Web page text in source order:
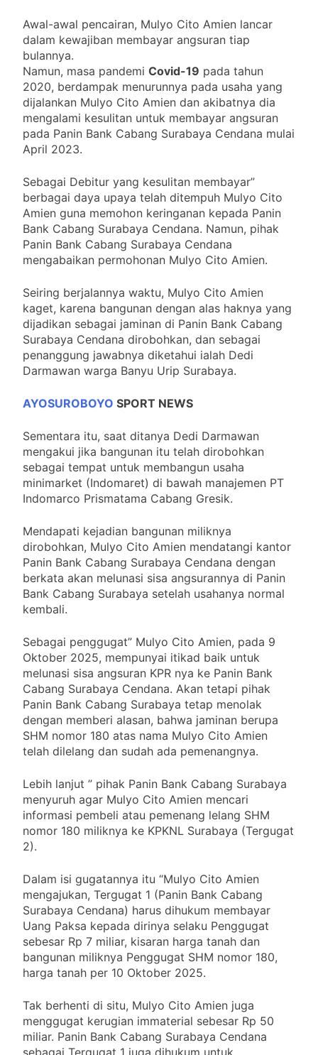
Berawal dari Monopoli ”
O.J.S
4 Bulan Ago
Paksaan Lebaran Bareng
5 Bulan Ago
Keuskupan Surabaya
Laksanakan Giat
Pembekalan Pastor
Kepala Paroki Baru dan
5 Bulan Ago
Global” AS dalam Perang
Iran
5 Bulan Ago
Awal-awal pencairan, Mulyo Cito Amien lancar
dalam kewajiban membayar angsuran tiap
bulannya.
Namun, masa pandemi Covid-19 pada tahun
2020, berdampak menurunnya pada usaha yang
dijalankan Mulyo Cito Amien dan akibatnya dia
mengalami kesulitan untuk membayar angsuran
pada Panin Bank Cabang Surabaya Cendana mulai
April 2023.
Sebagai Debitur yang kesulitan membayar”
berbagai daya upaya telah ditempuh Mulyo Cito
Amien guna memohon keringanan kepada Panin
Bank Cabang Surabaya Cendana. Namun, pihak
Panin Bank Cabang Surabaya Cendana
mengabaikan permohonan Mulyo Cito Amien.
Seiring berjalannya waktu, Mulyo Cito Amien
kaget, karena bangunan dengan alas haknya yang
dijadikan sebagai jaminan di Panin Bank Cabang
Surabaya Cendana dirobohkan, dan sebagai
penanggung jawabnya diketahui ialah Dedi
Darmawan warga Banyu Urip Surabaya.
AYOSUROBOYO SPORT NEWS
Sementara itu, saat ditanya Dedi Darmawan
mengakui jika bangunan itu telah dirobohkan
sebagai tempat untuk membangun usaha
minimarket (Indomaret) di bawah manajemen PT
Indomarco Prismatama Cabang Gresik.
Mendapati kejadian bangunan miliknya
dirobohkan, Mulyo Cito Amien mendatangi kantor
Panin Bank Cabang Surabaya Cendana dengan
berkata akan melunasi sisa angsurannya di Panin
Bank Cabang Surabaya setelah usahanya normal
kembali.
Sebagai penggugat” Mulyo Cito Amien, pada 9
Oktober 2025, mempunyai itikad baik untuk
melunasi sisa angsuran KPR nya ke Panin Bank
Cabang Surabaya Cendana. Akan tetapi pihak
Panin Bank Cabang Surabaya tetap menolak
dengan memberi alasan, bahwa jaminan berupa
SHM nomor 180 atas nama Mulyo Cito Amien
telah dilelang dan sudah ada pemenangnya.
Lebih lanjut ” pihak Panin Bank Cabang Surabaya
menyuruh agar Mulyo Cito Amien mencari
informasi pembeli atau pemenang lelang SHM
nomor 180 miliknya ke KPKNL Surabaya (Tergugat
2).
Dalam isi gugatannya itu “Mulyo Cito Amien
mengajukan, Tergugat 1 (Panin Bank Cabang
Surabaya Cendana) harus dihukum membayar
Uang Paksa kepada dirinya selaku Penggugat
sebesar Rp 7 miliar, kisaran harga tanah dan
bangunan miliknya Penggugat SHM nomor 180,
harga tanah per 10 Oktober 2025.
Tak berhenti di situ, Mulyo Cito Amien juga
menggugat kerugian immaterial sebesar Rp 50
miliar. Panin Bank Cabang Surabaya Cendana